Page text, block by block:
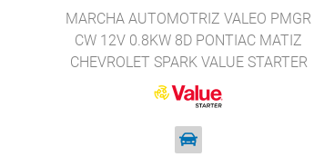
MARCHA AUTOMOTRIZ VALEO PMGR
CW 12V 0.8KW 8D PONTIAC MATIZ
CHEVROLET SPARK VALUE STARTER
438198